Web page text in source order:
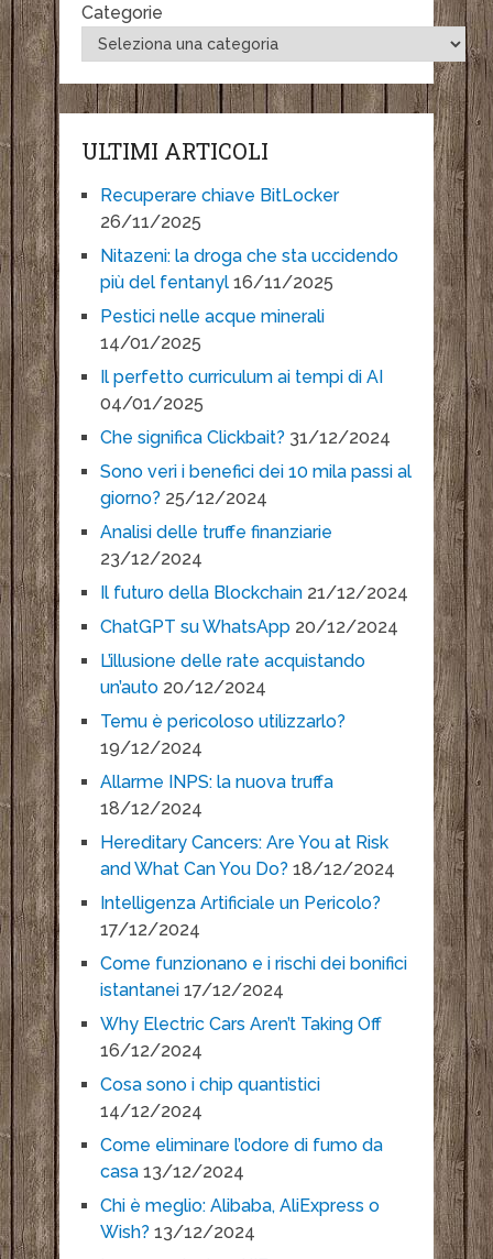
Categorie
ULTIMI ARTICOLI
Recuperare chiave BitLocker
26/11/2025
Nitazeni: la droga che sta uccidendo
più del fentanyl 16/11/2025
Pestici nelle acque minerali
14/01/2025
Il perfetto curriculum ai tempi di AI
04/01/2025
Che significa Clickbait? 31/12/2024
Sono veri i benefici dei 10 mila passi al
giorno? 25/12/2024
Analisi delle truffe finanziarie
23/12/2024
Il futuro della Blockchain 21/12/2024
ChatGPT su WhatsApp 20/12/2024
L’illusione delle rate acquistando
un’auto 20/12/2024
Temu è pericoloso utilizzarlo?
19/12/2024
Allarme INPS: la nuova truffa
18/12/2024
Hereditary Cancers: Are You at Risk
and What Can You Do? 18/12/2024
Intelligenza Artificiale un Pericolo?
17/12/2024
Come funzionano e i rischi dei bonifici
istantanei 17/12/2024
Why Electric Cars Aren’t Taking Off
16/12/2024
Cosa sono i chip quantistici
14/12/2024
Come eliminare l’odore di fumo da
casa 13/12/2024
Chi è meglio: Alibaba, AliExpress o
Wish? 13/12/2024